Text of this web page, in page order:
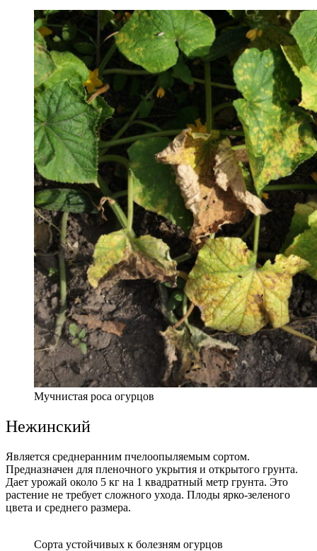
Мучнистая роса огурцов
Нежинский
Является среднеранним пчелоопыляемым сортом.
Предназначен для пленочного укрытия и открытого грунта.
Дает урожай около 5 кг на 1 квадратный метр грунта. Это
растение не требует сложного ухода. Плоды ярко-зеленого
цвета и среднего размера.
Сорта устойчивых к болезням огурцов